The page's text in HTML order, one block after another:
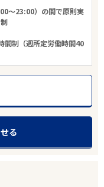
～23:00）の間で原則実
間制（週所定労働時間40
る